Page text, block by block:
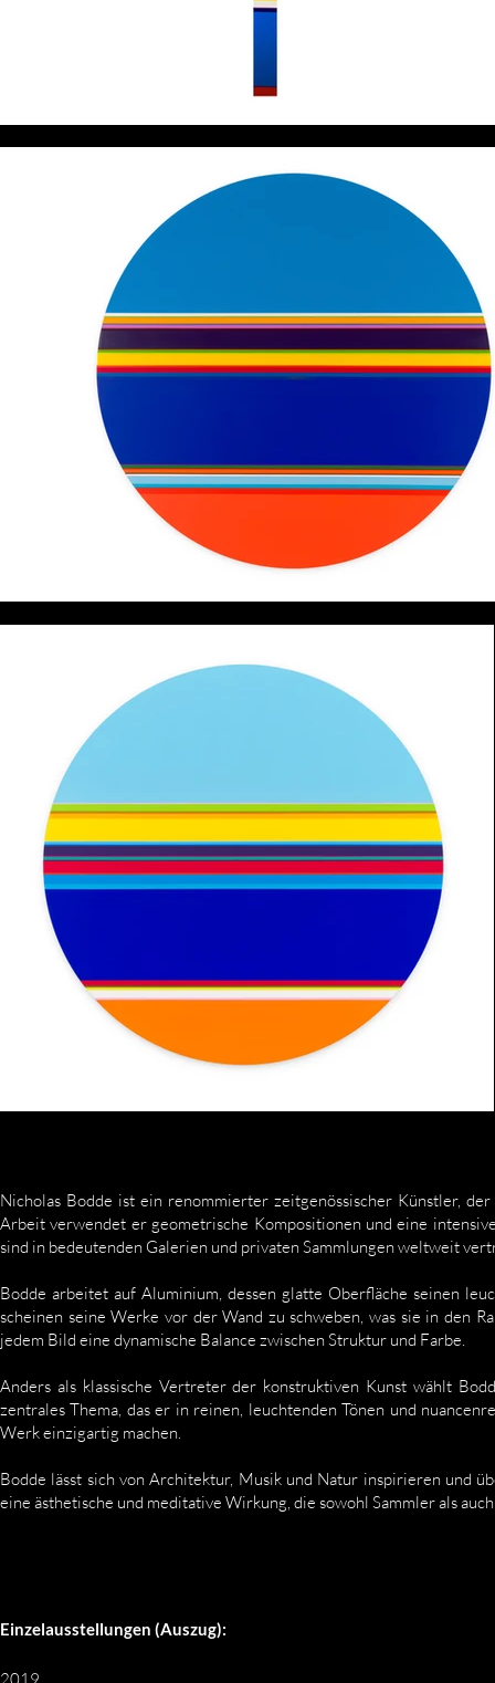
Nicholas Bodde ist ein renommierter zeitgenössischer Künstler,
Arbeit verwendet er geometrische Kompositionen und eine
sind in bedeutenden Galerien und privaten Sammlungen weltweit
Bodde arbeitet auf Aluminium, dessen glatte Oberfläche seinen
scheinen seine Werke vor der Wand zu schweben, was sie in den
jedem Bild eine dynamische Balance zwischen Struktur und Farbe.
Anders als klassische Vertreter der konstruktiven Kunst wählt
zentrales Thema, das er in reinen, leuchtenden Tönen und
Werk einzigartig machen.
Bodde lässt sich von Architektur, Musik und Natur inspirieren und
eine ästhetische und meditative Wirkung, die sowohl Sammler als
Einzelausstellungen (Auszug):